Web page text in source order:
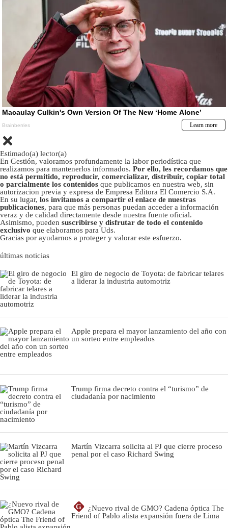
Estimado(a) lector(a)
En Gestión, valoramos profundamente la labor periodística que
realizamos para mantenerlos informados. Por ello, les recordamos que
no está permitido, reproducir, comercializar, distribuir, copiar total
o parcialmente los contenidos que publicamos en nuestra web, sin
autorizacion previa y expresa de Empresa Editora El Comercio S.A.
En su lugar, los invitamos a compartir el enlace de nuestras
publicaciones, para que más personas puedan acceder a información
veraz y de calidad directamente desde nuestra fuente oficial.
Asimismo, pueden suscribirse y disfrutar de todo el contenido
exclusivo que elaboramos para Uds.
Gracias por ayudarnos a proteger y valorar este esfuerzo.
últimas noticias
El giro de negocio de Toyota: de fabricar telares
a liderar la industria automotriz
Apple prepara el mayor lanzamiento del año con
un sorteo entre empleados
Trump firma decreto contra el “turismo” de
ciudadanía por nacimiento
Martín Vizcarra solicita al PJ que cierre proceso
penal por el caso Richard Swing
G
¿Nuevo rival de GMO? Cadena óptica The
Friend of Pablo alista expansión fuera de Lima